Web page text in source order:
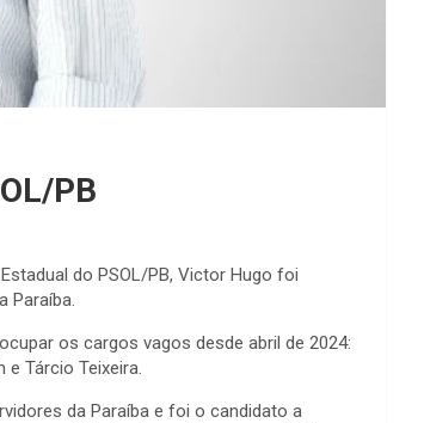
PB
do PSOL/PB, Victor Hugo foi
Paraíba.
os cargos vagos desde abril de 2024:
e Tárcio Teixeira.
da Paraíba e foi o candidato a